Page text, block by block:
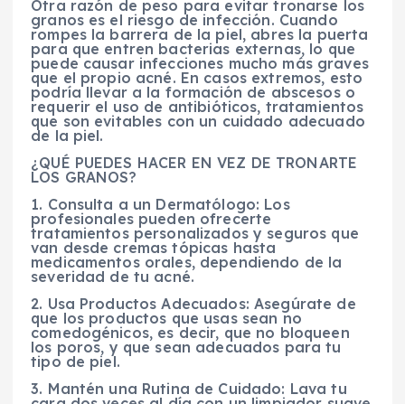
Otra razón de peso para evitar tronarse los
granos es el riesgo de infección. Cuando
rompes la barrera de la piel, abres la puerta
para que entren bacterias externas, lo que
puede causar infecciones mucho más graves
que el propio acné. En casos extremos, esto
podría llevar a la formación de abscesos o
requerir el uso de antibióticos, tratamientos
que son evitables con un cuidado adecuado
de la piel.
¿QUÉ PUEDES HACER EN VEZ DE TRONARTE
LOS GRANOS?
1. Consulta a un Dermatólogo: Los
profesionales pueden ofrecerte
tratamientos personalizados y seguros que
van desde cremas tópicas hasta
medicamentos orales, dependiendo de la
severidad de tu acné.
2. Usa Productos Adecuados: Asegúrate de
que los productos que usas sean no
comedogénicos, es decir, que no bloqueen
los poros, y que sean adecuados para tu
tipo de piel.
3. Mantén una Rutina de Cuidado: Lava tu